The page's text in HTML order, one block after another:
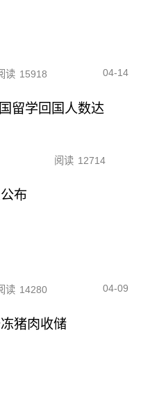
读 15918 04-14
留学回国人数达
阅读 12714
布
读 14280 04-09
猪肉收储